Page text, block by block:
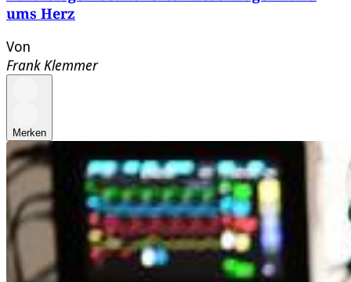
ums Herz
Von
Frank Klemmer
Merken